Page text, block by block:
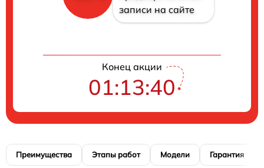
записи на сайте
Конец акции
01:13:39
Преимущества Этапы работ Модели Гарантия